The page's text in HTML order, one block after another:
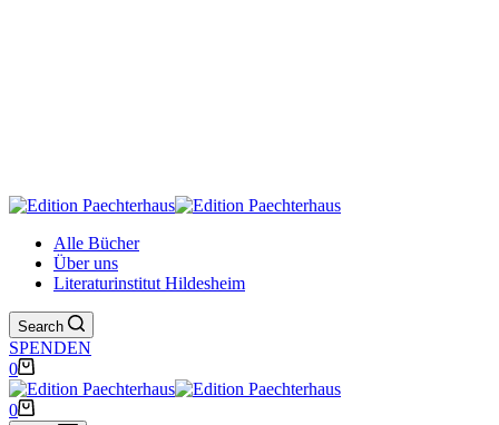
Alle Bücher
Über uns
Literaturinstitut Hildesheim
Search
SPENDEN
Warenkorb
0
Warenkorb
0